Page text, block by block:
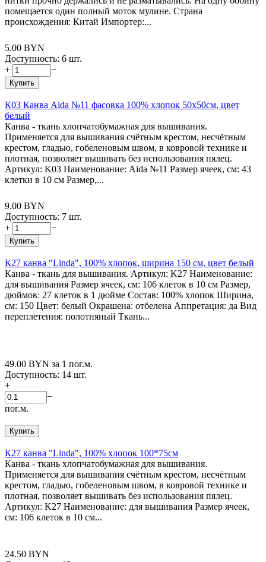
помещается один полный моток мулине. Страна
происхождения: Китай Импортер:...
5.00 BYN
Доступность: 6 шт.
+
−
Купить
К03 Канва Aida №11 фасовка 100% хлопок 50х50см, цвет
белый
Канва - ткань хлопчатобумажная для вышивания.
Применяется для вышивания счётным крестом, несчётным
крестом, гладью, гобеленовым швом, в ковровой технике и
плотная, позволяет вышивать без использования пялец.
Артикул: K03 Наименование: Aida №11 Размер ячеек, см: 43
клетки в 10 см Размер,...
9.00 BYN
Доступность: 7 шт.
+
−
Купить
К27 канва "Linda", 100% хлопок, ширина 150 см, цвет белый
Канва - ткань для вышивания. Артикул: K27 Наименование:
для вышивания Размер ячеек, см: 106 клеток в 10 см Размер,
дюймов: 27 клеток в 1 дюйме Состав: 100% хлопок Ширина,
см: 150 Цвет: белый Окрашена: отбелена Аппретация: да Вид
переплетения: полотняный Ткань...
49.00 BYN за 1 пог.м.
Доступность: 14 шт.
+
−
пог.м.
Купить
К27 канва "Linda", 100% хлопок 100*75см
Канва - ткань хлопчатобумажная для вышивания.
Применяется для вышивания счётным крестом, несчётным
крестом, гладью, гобеленовым швом, в ковровой технике и
плотная, позволяет вышивать без использования пялец.
Артикул: K27 Наименование: для вышивания Размер ячеек,
см: 106 клеток в 10 см...
24.50 BYN